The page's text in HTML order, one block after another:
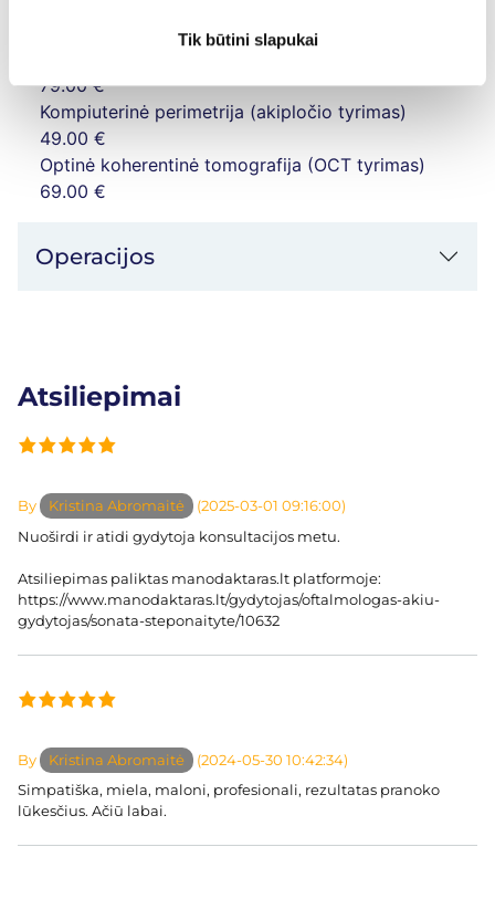
Tik būtini slapukai
Konsultacija prieš operaciją79.00 €
79.00 €
Kompiuterinė perimetrija (akipločio tyrimas)
49.00 €
Optinė koherentinė tomografija (OCT tyrimas)
69.00 €
Operacijos
Atsiliepimai
By Kristina Abromaitė
(2025-03-01 09:16:00)
Nuoširdi ir atidi gydytoja konsultacijos metu.
Atsiliepimas paliktas manodaktaras.lt platformoje:
https://www.manodaktaras.lt/gydytojas/oftalmologas-akiu-
gydytojas/sonata-steponaityte/10632
By Kristina Abromaitė
(2024-05-30 10:42:34)
Simpatiška, miela, maloni, profesionali, rezultatas pranoko
lūkesčius. Ačiū labai.